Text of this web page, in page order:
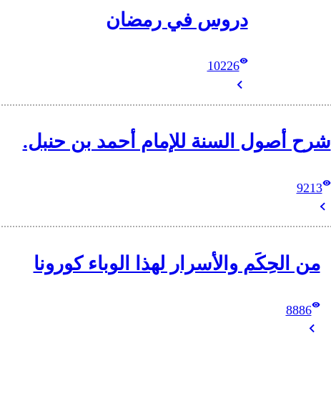
دروس في رمضان
10226
شرح أصول السنة للإمام أحمد بن حنبل.
9213
من الحِكَم والأسرار لهذا الوباء كورونا
8886